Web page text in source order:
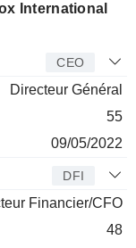
International
CEO
Directeur Général
55
09/05/2022
DFI
Financier/CFO
48